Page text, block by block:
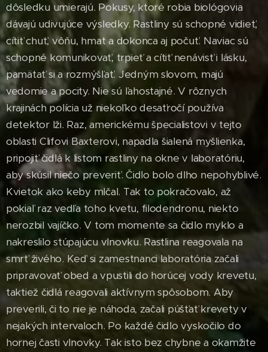
dôsledku umierajú. Pokusy, ktoré robia biológovia
dávajú udivujúce výsledky. Rastliny sú schopné vidieť,
cítiť chuť, vôňu, hmat a dokonca aj počuť. Naviac sú
schopné komunikovať, trpieť a cítiť nenávisť i lásku,
pamätať si a rozmýšľať. Jedným slovom, majú
vedomie a pocity. Nie sú ľahostajné. V rôznych
krajinách polícia už niekoľko desaťročí používa
detektor lži. Raz, americkému špecialistovi v tejto
oblasti Clifovi Baxterovi, napadla šialená myšlienka,
pripojiť čidlá k listom rastliny na okne v laboratóriu,
aby skúsil niečo preveriť. Čidlo bolo dlho nepohyblivé.
Kvietok ako keby mlčal. Tak to pokračovalo, až
pokiaľ raz vedľa toho kvetu, filodendronu, niekto
nerozbil vajíčko. V tom momente sa čidlo myklo a
nakreslilo stúpajúcu vlnovku. Rastlina reagovala na
smrť živého. Keď si zamestnanci laboratória začali
pripravovať obed a vpustili do horúcej vody krevetu,
taktiež čidlá reagovali aktívnym spôsobom. Aby
preverili, či to nie je náhoda, začali púšťať krevety v
nejakých intervaloch. Po každé čidlo vyskočilo do
hornej časti vlnovky. Tak isto bez chybne a okamžite